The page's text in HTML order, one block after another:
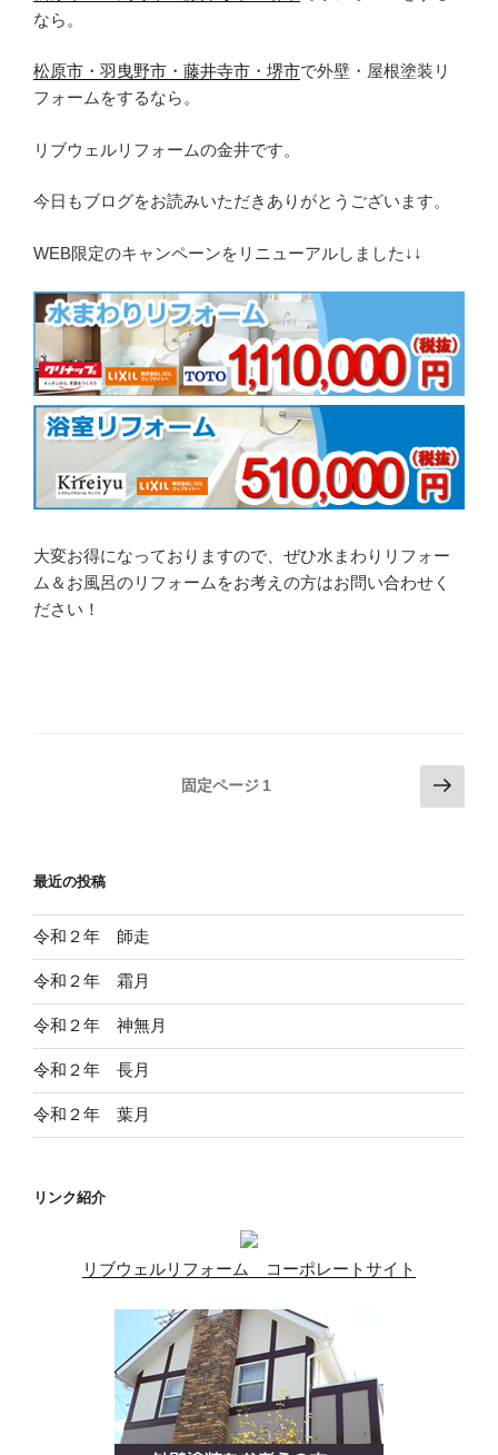
なら。
松原市・羽曳野市・藤井寺市・堺市で外壁・屋根塗装リ
フォームをするなら。
リブウェルリフォームの金井です。
今日もブログをお読みいただきありがとうございます。
WEB限定のキャンペーンをリニューアルしました↓↓
大変お得になっておりますので、ぜひ水まわりリフォー
ム＆お風呂のリフォームをお考えの方はお問い合わせく
ださい！
ペ
ジ
送
り
固定ページ 1
次
の
最近の投稿
令和２年 師走
令和２年 霜月
令和２年 神無月
令和２年 長月
令和２年 葉月
リンク紹介
リブウェルリフォーム コーポレートサイト